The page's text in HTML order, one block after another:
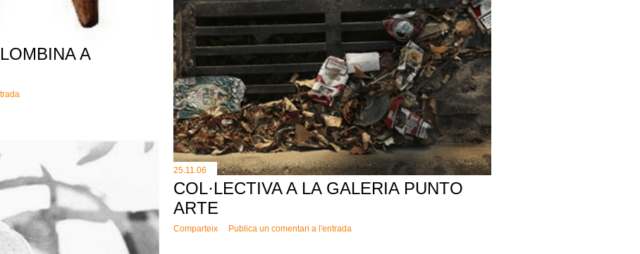
A
25.11.06
COL·LECTIVA A LA GALERIA PUNTO
ARTE
Comparteix Publica un comentari a l'entrada